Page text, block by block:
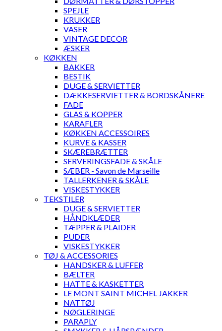
SPEJLE
KRUKKER
VASER
VINTAGE DECOR
ÆSKER
KØKKEN
BAKKER
BESTIK
DUGE & SERVIETTER
DÆKKESERVIETTER & BORDSKÅNERE
FADE
GLAS & KOPPER
KARAFLER
KØKKEN ACCESSOIRES
KURVE & KASSER
SKÆREBRÆTTER
SERVERINGSFADE & SKÅLE
SÆBER - Savon de Marseille
TALLERKENER & SKÅLE
VISKESTYKKER
TEKSTILER
DUGE & SERVIETTER
HÅNDKLÆDER
TÆPPER & PLAIDER
PUDER
VISKESTYKKER
TØJ & ACCESSORIES
HANDSKER & LUFFER
BÆLTER
HATTE & KASKETTER
LE MONT SAINT MICHEL JAKKER
NATTØJ
NØGLERINGE
PARAPLY